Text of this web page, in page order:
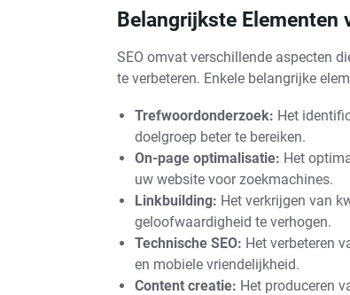
Belangrijkste Elementen
SEO omvat verschillende aspecten
te verbeteren. Enkele belangrijke
Trefwoordonderzoek: Het
doelgroep beter te bereiken.
On-page optimalisatie: Het
uw website voor zoekmachines.
Linkbuilding: Het verkrijgen van
geloofwaardigheid te verhogen.
Technische SEO: Het verbeteren
en mobiele vriendelijkheid.
Content creatie: Het produceren